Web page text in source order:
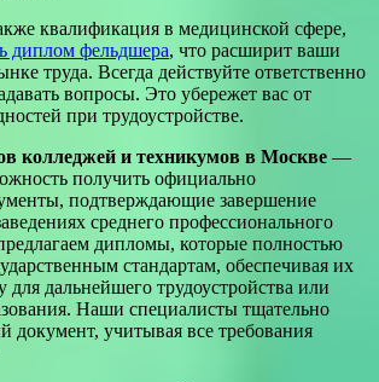
квалификация в медицинской сфере,
диплом фельдшера, что расширит ваши
труда. Всегда действуйте ответственно
вопросы. Это убережет вас от
при трудоустройстве.
колледжей и техникумов в Москве —
получить официально
подтверждающие завершение
среднего профессионального
дипломы, которые полностью
стандартам, обеспечивая их
дальнейшего трудоустройства или
Наши специалисты тщательно
учитывая все требования